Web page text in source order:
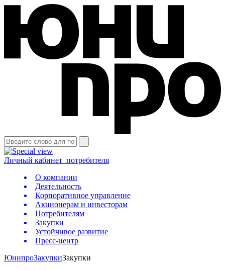
Личный кабинет потребителя
О компании
Деятельность
Корпоративное управление
Акционерам и инвесторам
Потребителям
Закупки
Устойчивое развитие
Пресс-центр
ЮнипроЗакупкиЗакупки